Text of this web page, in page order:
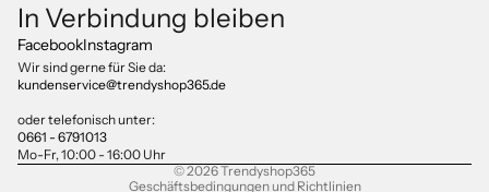
In Verbindung bleiben
FacebookInstagram
Wir sind gerne für Sie da:
kundenservice@trendyshop365.de
oder telefonisch unter:
0661 - 6791013
Mo-Fr, 10:00 - 16:00 Uhr
© 2026Trendyshop365
Geschäftsbedingungen und Richtlinien
Impressum
Versand
AGB
Kontaktinformationen
Widerrufsrecht